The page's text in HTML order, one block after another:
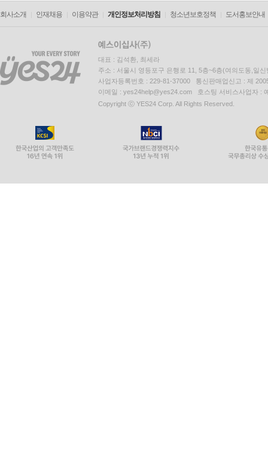
회사소개 인재채용 이용약관 개인정보처리방침 청소년보호정책 도서홍보안내
대표 : 김석환, 최세라
주소 : 서울시 영등포구 은행로 11, 5층~6층(여의도동,일신
사업자등록번호 : 229-81-37000 통신판매업신고 : 제
이메일 : yes24help@yes24.com 호스팅 서비스사업자 :
Copyright ⓒ YES24 Corp. All Rights Reserved.